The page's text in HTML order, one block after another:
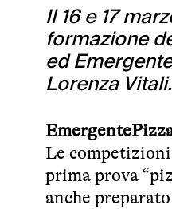
Il 16 e 17
formazione
ed
Lorenza Vitali.
Le
prima prova
anche